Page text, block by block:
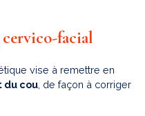
facial
vise à remettre en
du cou , de façon à corriger